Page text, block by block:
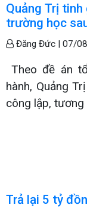
Quảng Trị
trường học
Đăng Đức | 07/
Theo đề án
hành, Quảng
công lập,
Trả lại 5 tỷ